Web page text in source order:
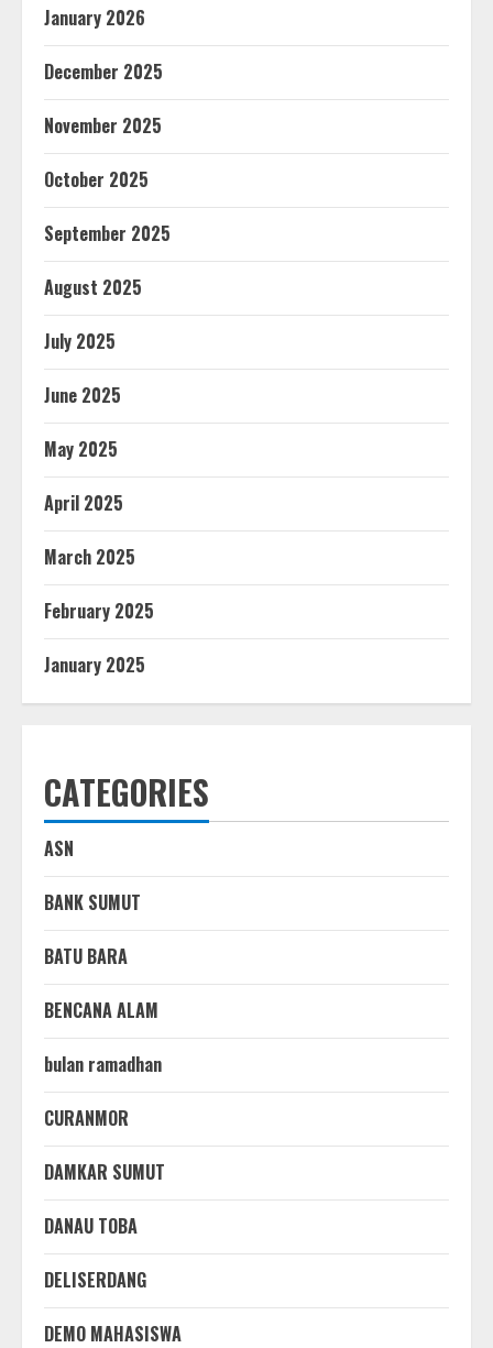
January 2026
December 2025
November 2025
October 2025
September 2025
August 2025
July 2025
June 2025
May 2025
April 2025
March 2025
February 2025
January 2025
CATEGORIES
ASN
BANK SUMUT
BATU BARA
BENCANA ALAM
bulan ramadhan
CURANMOR
DAMKAR SUMUT
DANAU TOBA
DELISERDANG
DEMO MAHASISWA